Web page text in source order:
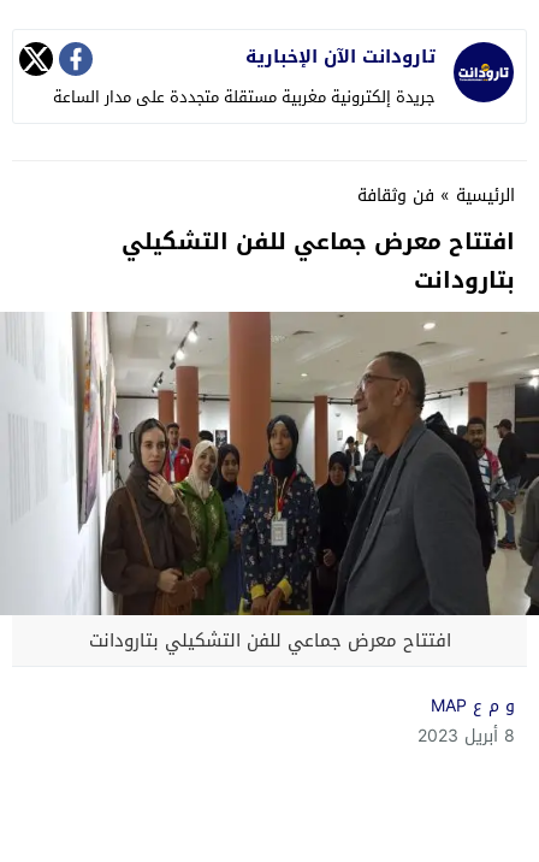
تارودانت الآن الإخبارية
جريدة إلكترونية مغربية مستقلة متجددة على مدار الساعة
الرئيسية » فن وثقافة
افتتاح معرض جماعي للفن التشكيلي
بتارودانت
افتتاح معرض جماعي للفن التشكيلي بتارودانت
و م ع MAP
8 أبريل 2023